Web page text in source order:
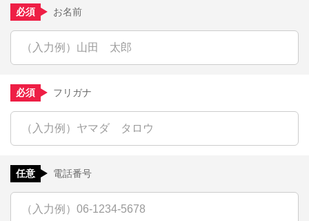
必須 お名前
必須 フリガナ
任意 電話番号